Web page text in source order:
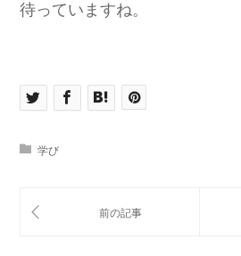
待っていますね。
学び